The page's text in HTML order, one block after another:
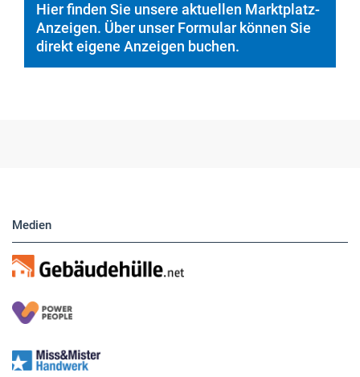
Hier finden Sie unsere aktuellen Marktplatz-
Anzeigen. Über unser Formular können Sie
direkt eigene Anzeigen buchen.
Medien